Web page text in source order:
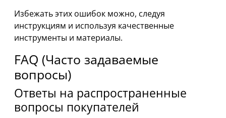
Избежать этих ошибок можно, следуя
инструкциям и используя качественные
инструменты и материалы.
FAQ (Часто задаваемые
вопросы)
Ответы на распространенные
вопросы покупателей